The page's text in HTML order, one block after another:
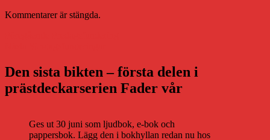
Kommentarer är stängda.
Den sista bikten – första delen i
prästdeckarserien Fader vår
Ges ut 30 juni som ljudbok, e-bok och
pappersbok. Lägg den i bokhyllan redan nu hos